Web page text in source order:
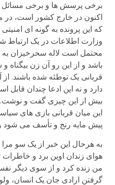
برخی پرسش ها و برخی مسائل
اکنون در خارج کشور است،
که این پرونده به گونه ای
وزارت اطلاعات در یک ارتباط
محتمل است لاله سحرخیزان به
باشد و از این رو آن زن بیگناه
قربانی یک توطئه شده باشند. از
دارد و نه این ادعا چندان قابل
بیش از این چیزی گفت و نوشت.
این میان قربانی بازی های
پیش مایه رنج و تأسف می
به هرحال این خبر از یک سو
هوای زندان اوین برد و خاطرات
من زنده کرد و از سوی دیگر
گرفتن ارادی جان یک انسان،